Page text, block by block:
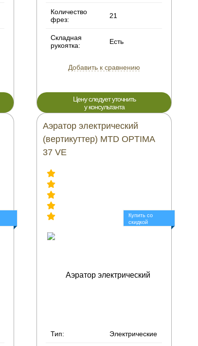
Количество
фрез:
21
Складная
рукоятка:
Есть
Добавить к сравнению
Цену следует уточнить
у консультанта
Аэратор электрический
(вертикуттер) MTD OPTIMA
37 VE
Купить со
скидкой
Тип: Электрические